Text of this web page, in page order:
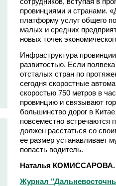
провинциями и странами.
платформу услуг общего
малых и средних
новых точек
Инфраструктура
развитостью. Если
отсталых стран по
сегодня скоростные
скоростью 750 метров в
провинцию и связывают
большинство дорог в
повсеместно встречаются
должен расстаться со
ее размер устанавливает
попасть водитель.
Наталья КОМИССАРОВА.
Журнал